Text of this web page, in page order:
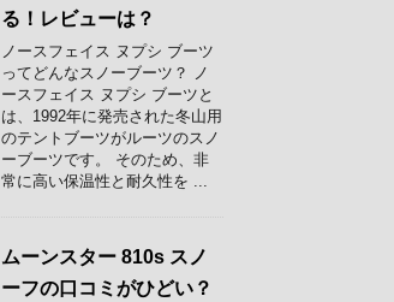
る！レビューは？
ノースフェイス ヌプシ ブーツ
ってどんなスノーブーツ？ ノ
ースフェイス ヌプシ ブーツと
は、1992年に発売された冬山用
のテントブーツがルーツのスノ
ーブーツです。 そのため、非
常に高い保温性と耐久性を ...
ムーンスター 810s スノ
ーフの口コミがひどい？